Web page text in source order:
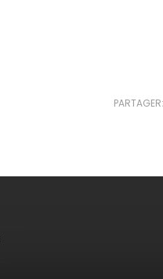
PARTAGER: